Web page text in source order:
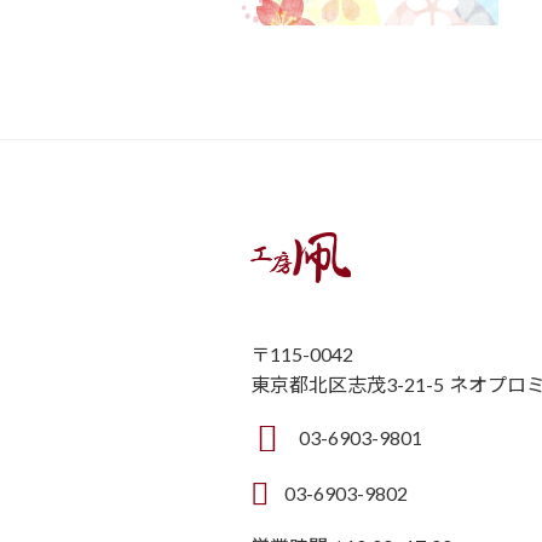
〒115-0042
東京都北区志茂3-21-5 ネオプロ
03-6903-9801
03-6903-9802